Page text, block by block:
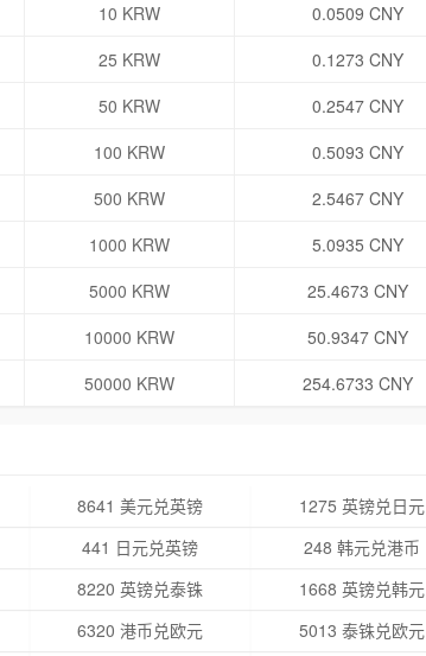
10 KRW
0.0509 CNY
25 KRW
0.1273 CNY
50 KRW
0.2547 CNY
100 KRW
0.5093 CNY
500 KRW
2.5467 CNY
1000 KRW
5.0935 CNY
5000 KRW
25.4673 CNY
10000 KRW
50.9347 CNY
50000 KRW 254.6733 CNY
8641 美元兑英镑
1275 英镑兑日元
441 日元兑英镑
248 韩元兑港币
8220 英镑兑泰铢
1668 英镑兑韩元
6320 港币兑欧元
5013 泰铢兑欧元